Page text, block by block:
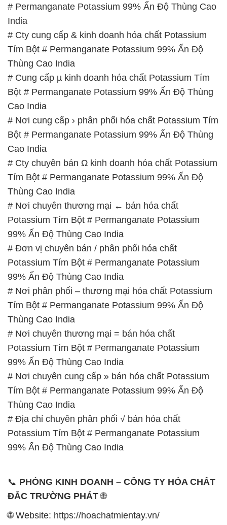
# Permanganate Potassium 99% Ấn Độ Thùng Cao
India
# Cty cung cấp & kinh doanh hóa chất Potassium
Tím Bột # Permanganate Potassium 99% Ấn Độ
Thùng Cao India
# Cung cấp µ kinh doanh hóa chất Potassium Tím
Bột # Permanganate Potassium 99% Ấn Độ Thùng
Cao India
# Nơi cung cấp › phân phối hóa chất Potassium Tím
Bột # Permanganate Potassium 99% Ấn Độ Thùng
Cao India
# Cty chuyên bán Ω kinh doanh hóa chất Potassium
Tím Bột # Permanganate Potassium 99% Ấn Độ
Thùng Cao India
# Nơi chuyên thương mại ← bán hóa chất
Potassium Tím Bột # Permanganate Potassium
99% Ấn Độ Thùng Cao India
# Đơn vị chuyên bán / phân phối hóa chất
Potassium Tím Bột # Permanganate Potassium
99% Ấn Độ Thùng Cao India
# Nơi phân phối – thương mại hóa chất Potassium
Tím Bột # Permanganate Potassium 99% Ấn Độ
Thùng Cao India
# Nơi chuyên thương mại = bán hóa chất
Potassium Tím Bột # Permanganate Potassium
99% Ấn Độ Thùng Cao India
# Nơi chuyên cung cấp » bán hóa chất Potassium
Tím Bột # Permanganate Potassium 99% Ấn Độ
Thùng Cao India
# Địa chỉ chuyên phân phối √ bán hóa chất
Potassium Tím Bột # Permanganate Potassium
99% Ấn Độ Thùng Cao India
📞 PHÒNG KINH DOANH – CÔNG TY HÓA CHẤT
ĐẮC TRƯỜNG PHÁT🌐
🌐 Website: https://hoachatmientay.vn/